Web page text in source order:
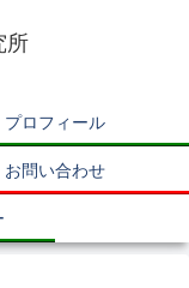
所
プロフィール
お問い合わせ